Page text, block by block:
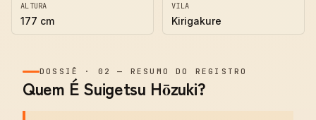
ALTURA
177 cm
VILA
Kirigakure
DOSSIÊ · 02 — RESUMO DO REGISTRO
Quem É Suigetsu Hōzuki?